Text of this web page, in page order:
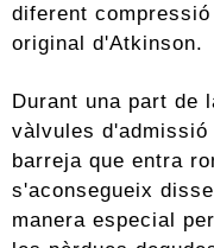
diferent
original d'Atkinson.
Durant una part de
vàlvules
barreja que entra
s'aconsegueix
manera especial